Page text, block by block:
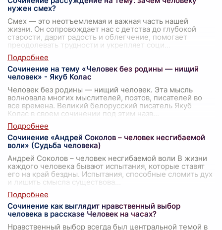
нужен смех?
Смех — это неотъемлемая и важная часть нашей
жизни. Он сопровождает нас с детства до глубокой
старости, дарит радость и облегчение, помогает
преодолевать трудности и укрепляет соци
Сочинение на тему «Человек без родины — нищий
человек» - Якуб Колас
Человек без родины — нищий человек. Эта мысль
волновала многих мыслителей, поэтов, писателей во
все времена. Великий белорусский писатель Якуб
Колас в своем сочинении под этим назв
Сочинение «Андрей Соколов – человек несгибаемой
воли» (Судьба человека)
Андрей Соколов – человек несгибаемой воли В жизни
каждого человека бывают испытания, которые ставят
его на край бездны. Испытания, способные сломить дух
и лишить смысла существова
Сочинение как выглядит нравственный выбор
человека в рассказе Человек на часах?
Нравственный выбор всегда был центральной темой в